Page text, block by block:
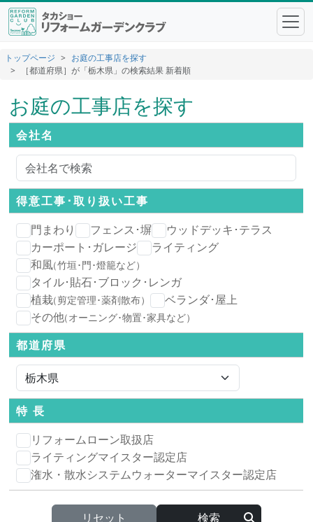
トップページ
お庭の工事店を探す
［都道府県］が「栃木県」の検索結果 新着順
お庭の工事店を探す
会社名
得意工事･取り扱い工事
門まわり
フェンス･塀
ウッドデッキ･テラス
カーポート･ガレージ
ライティング
和風（竹垣･門･燈籠など）
タイル･貼石･ブロック･レンガ
植栽（剪定管理･薬剤散布）
ベランダ･屋上
その他（オーニング･物置･家具など）
都道府県
特 長
リフォームローン取扱店
ライティングマイスター認定店
潅水・散水システムウォーターマイスター認定店
リセット